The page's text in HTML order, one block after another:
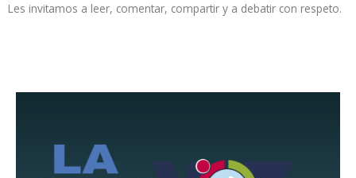
Les invitamos a leer, comentar, compartir y a debatir con respeto.